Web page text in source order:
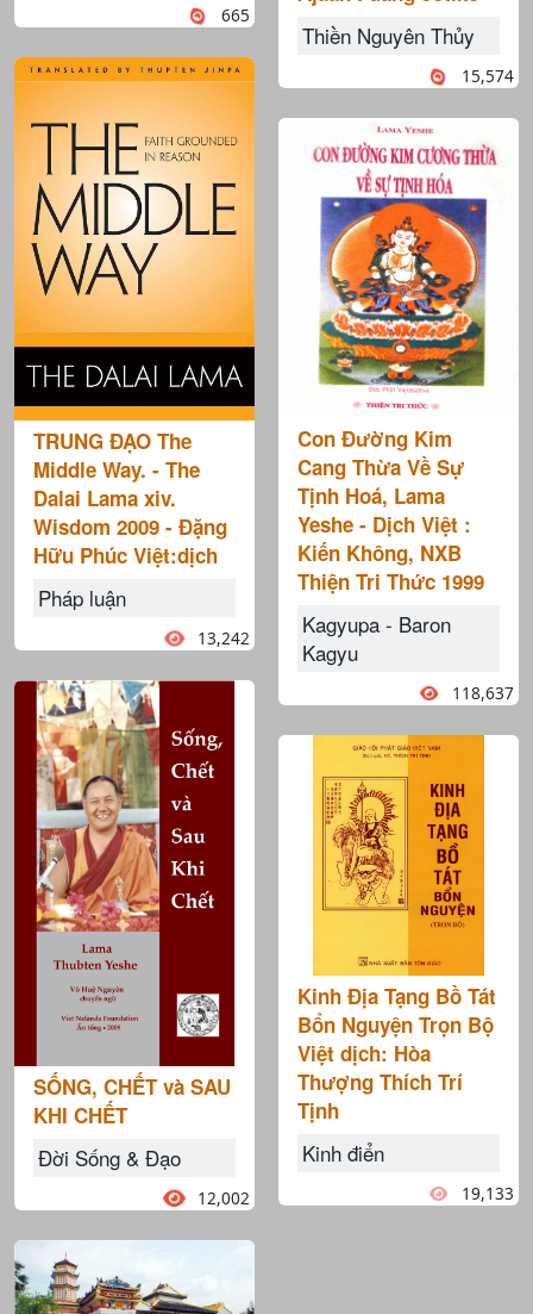
665
TRUNG ĐẠO The
Middle Way. - The
Dalai Lama xiv.
Wisdom 2009 - Đặng
Hữu Phúc Việt:dịch
Pháp luận
13,242
SỐNG, CHẾT và SAU
KHI CHẾT
Đời Sống & Đạo
12,002
Thiền Nguyên Thủy
15,574
Con Đường Kim
Cang Thừa Về Sự
Tịnh Hoá, Lama
Yeshe - Dịch Việt :
Kiến Không, NXB
Thiện Tri Thức 1999
Kagyupa - Baron
Kagyu
118,637
Kinh Địa Tạng Bồ Tát
Bổn Nguyện Trọn Bộ
Việt dịch: Hòa
Thượng Thích Trí
Tịnh
Kinh điển
19,133